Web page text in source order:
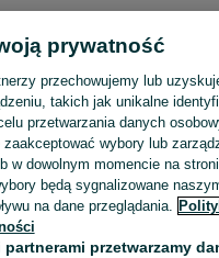
prywatność
przechowujemy lub
takich jak unikalne
przetwarzania danych
wybory lub
w dowolnym momencie na
będą sygnalizowane
na dane przeglądania.
partnerami przetwarzamy